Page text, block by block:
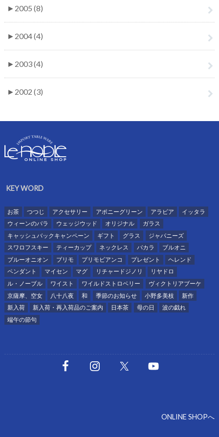
► 2005 (8)
► 2004 (4)
► 2003 (4)
► 2002 (3)
KEY WORD
お茶 つつじ アクセサリー アポニーグリーン アラビア
イッタラ
ウィーンのバラ
ウェッジウッド オリジナル
ガラス
キャッシュバックキャンペーン
ギフト グラス
ジャパニーズ
スワロフスキー
ティーカップ ネックレス バカラ
ブルオニ
ブルーオニオン
プリモ プリモビアンコ プレゼント
ヘレンド
ペンダント
マイセン マグ リチャードジノリ
リヤドロ
ル・ノーブル
ワイスト ワイルドストロベリー
ヴィクトリアブーケ
京薩摩、空女
八十八夜 和 季節のお知らせ 小野多美枝
新作
新入荷
新入荷・再入荷品のご案内 日本茶 母の日
波の戯れ
端午の節句
ONLINE SHOPへ